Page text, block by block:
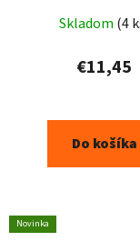
Francis
Baccarat Rouge
Skladom (4
€11,45
Do košíka
Novinka